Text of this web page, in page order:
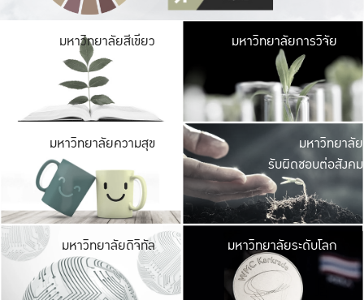
มหาวิทยาลัยสีเขียว มหาวิ
มีพื้นที่เขียวสดใส
เป็นป่าในเมือง เกษต
มหาวิทยาลัยการวิจัย
มหาวิทยาลัยความสุข มหาวิ
ค
เปิดประ
และพบเรื่องราวใ
มหาวิทยาลัย
รับผิดชอบต่อสังคม
มหาวิทยาลัยดิจิทัล มหาวิ
เปลี่ยนแปลง แล
เพื่อทำง
มหาวิทยาลัยระดับโลก